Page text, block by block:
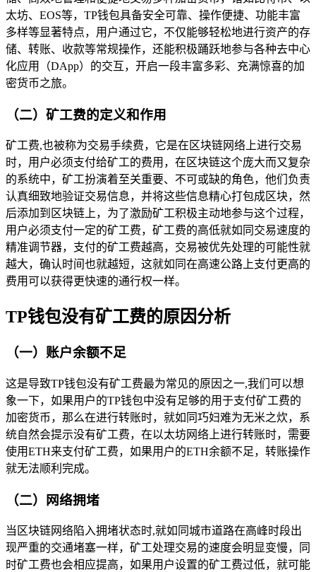
太坊、EOS等，TP钱包具备安全可靠、操作便捷、功能丰富
多样等显著特点，用户通过它，不仅能够轻松地进行资产的存
储、转账、收款等常规操作，还能积极踊跃地参与各种去中心
化应用（DApp）的交互，开启一段丰富多彩、充满惊喜的加
密货币之旅。
（二）矿工费的定义和作用
矿工费,也被称为交易手续费，它是在区块链网络上进行交易
时，用户必须支付给矿工的费用，在区块链这个庞大而又复杂
的系统中，矿工扮演着至关重要、不可或缺的角色，他们负责
认真细致地验证交易信息，并将这些信息精心打包成区块，然
后添加到区块链上，为了激励矿工积极主动地参与这个过程，
用户必须支付一定的矿工费，矿工费的高低就如同交易速度的
精准调节器，支付的矿工费越高，交易被优先处理的可能性就
越大，确认时间也就越短，这就如同在高速公路上支付更高的
费用可以获得更快速的通行权一样。
TP钱包没有矿工费的原因分析
（一）账户余额不足
这是导致TP钱包没有矿工费最为常见的原因之一,我们可以想
象一下，如果用户的TP钱包中没有足够的用于支付矿工费的
加密货币，那么在进行转账时，就如同巧妇难为无米之炊，系
统自然会提示没有矿工费，在以太坊网络上进行转账时，需要
使用ETH来支付矿工费，如果用户的ETH余额不足，转账操作
就无法顺利完成。
（二）网络拥堵
当区块链网络陷入拥堵状态时,就如同城市道路在高峰时段出
现严重的交通堵塞一样，矿工处理交易的速度会明显变慢，同
时矿工费也会相应提高，如果用户设置的矿工费过低，就可能